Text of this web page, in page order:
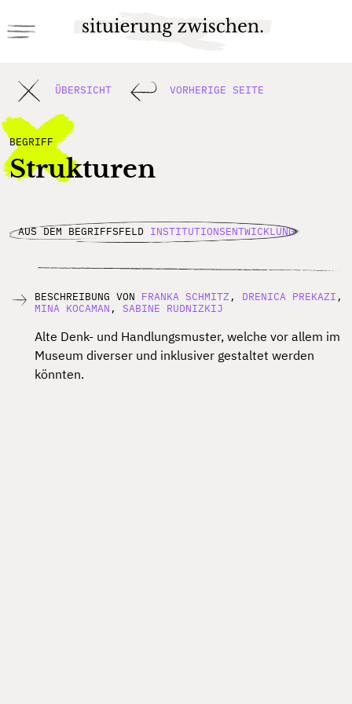
ÜBERSICHT VORHERIGE SEITE
BEGRIFF
Strukturen
AUS DEM BEGRIFFSFELD INSTITUTIONSENTWICKLUNG
BESCHREIBUNG VON FRANKA SCHMITZ, DRENICA PREKAZI ,
MINA KOCAMAN , SABINE RUDNIZKIJ
Alte Denk- und Handlungsmuster, welche vor allem im
Museum diverser und inklusiver gestaltet werden
könnten.